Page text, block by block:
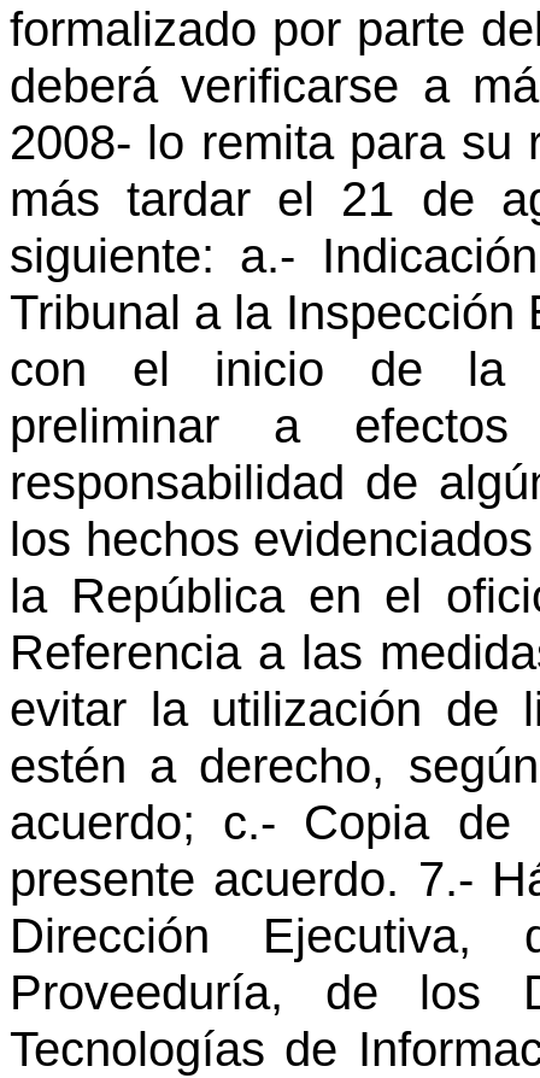
formalizado por parte
deberá verificarse a
2008- lo remita para su
más tardar el 21 de
siguiente: a.-
Tribunal a la Inspección
con el inicio de la
preliminar a
responsabilidad de
los hechos
la República en el
Referencia a las
evitar la utilización de
estén a derecho,
acuerdo; c.- Copia de
presente acuerdo. 7.-
Dirección
Proveeduría, de los
Tecnologías de